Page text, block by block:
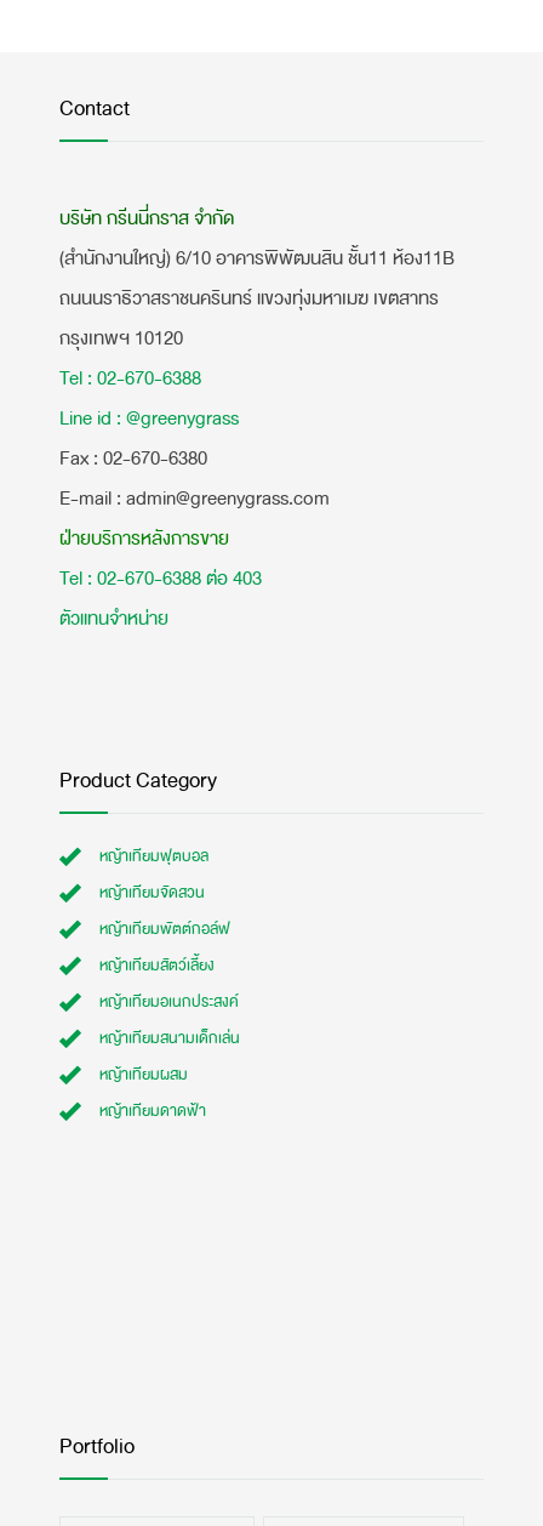
Contact
บริษัท กรีนนี่กราส จำกัด
(สำนักงานใหญ่) 6/10 อาคารพิพัฒนสิน ชั้น11 ห้อง11B
ถนนนราธิวาสราชนครินทร์ แขวงทุ่งมหาเมฆ เขตสาทร
กรุงเทพฯ 10120
Tel : 02-670-6388
Line id : @greenygrass
​Fax : 02-670-6380
E-mail : admin@greenygrass.com
ฝ่ายบริการหลังการขาย
Tel : 02-670-6388 ต่อ 403
ตัวแทนจำหน่าย
Product Category
หญ้าเทียมฟุตบอล
หญ้าเทียมจัดสวน
หญ้าเทียมพัตต์กอล์ฟ
หญ้าเทียมสัตว์เลี้ยง
หญ้าเทียมอเนกประสงค์
หญ้าเทียมสนามเด็กเล่น
หญ้าเทียมผสม
หญ้าเทียมดาดฟ้า
Portfolio